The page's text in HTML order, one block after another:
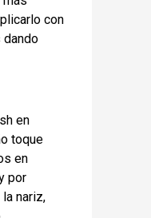
con
dando
en
toque
en
por
nariz,